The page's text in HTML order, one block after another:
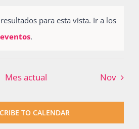
generación 2027-1
para esta vista. Ir a los
.
Mes actual Nov
TO CALENDAR